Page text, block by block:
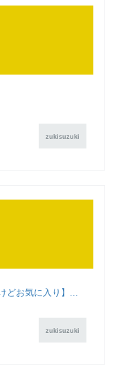
zukisuzuki
どお気に入り】...
zukisuzuki